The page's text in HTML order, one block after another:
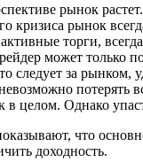
рынок
кризиса рынок
торги,
может только
следует за
потерять
в целом. Однако
что
доходность.